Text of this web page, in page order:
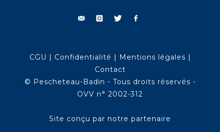
CGU | Confidentialité | Mentions légales |
Contact
© Pescheteau-Badin - Tous droits réservés -
OVV n° 2002-312
Site conçu par notre partenaire